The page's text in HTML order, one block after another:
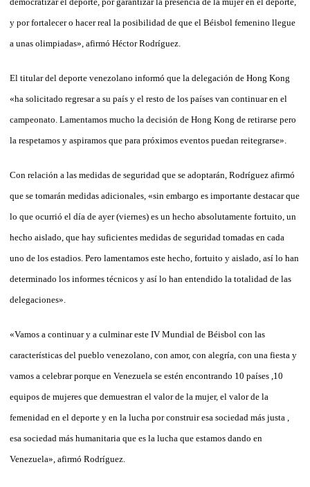
y por fortalecer o hacer real la posibilidad de que el Béisbol femenino llegue
a unas olimpiadas», afirmó Héctor Rodríguez.
El titular del deporte venezolano informó que la delegación de Hong Kong
«ha solicitado regresar a su país y el resto de los países van continuar en el
campeonato. Lamentamos mucho la decisión de Hong Kong de retirarse pero
la respetamos y aspiramos que para próximos eventos puedan reitegrarse».
Con relación a las medidas de seguridad que se adoptarán, Rodríguez afirmó
que se tomarán medidas adicionales, «sin embargo es importante destacar que
lo que ocurrió el día de ayer (viernes) es un hecho absolutamente fortuito, un
hecho aislado, que hay suficientes medidas de seguridad tomadas en cada
uno de los estadios. Pero lamentamos este hecho, fortuito y aislado, así lo han
determinado los informes técnicos y así lo han entendido la totalidad de las
delegaciones».
«Vamos a continuar y a culminar este IV Mundial de Béisbol con las
características del pueblo venezolano, con amor, con alegría, con una fiesta y
vamos a celebrar porque en Venezuela se estén encontrando 10 países ,10
equipos de mujeres que demuestran el valor de la mujer, el valor de la
femenidad en el deporte y en la lucha por construir esa sociedad más justa ,
esa sociedad más humanitaria que es la lucha que estamos dando en
Venezuela», afirmó Rodríguez.